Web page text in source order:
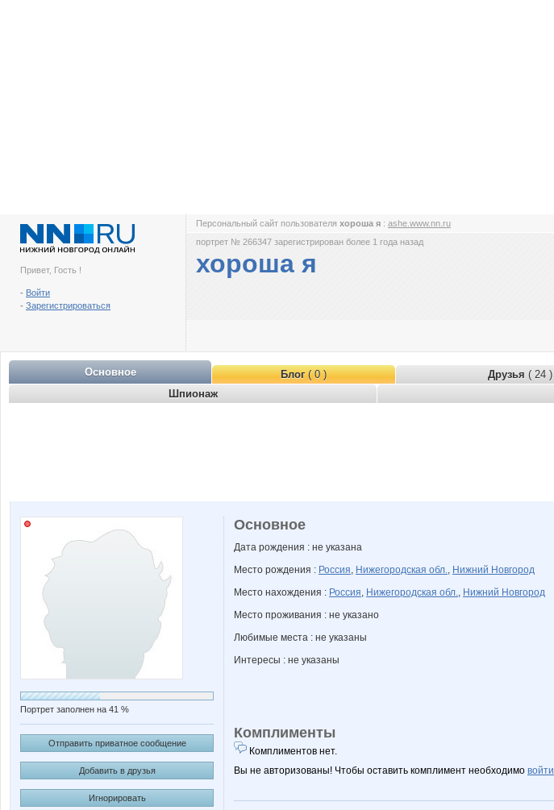
Привет, Гость !
- Войти
- Зарегистрироваться
Персональный сайт пользователя хороша я : ashe.www.nn.ru
портрет № 266347 зарегистрирован более 1 года назад
хороша я
Основное Блог( 0 ) Друзья ( 24 )
Шпионаж
Портрет заполнен на 41 %
Отправить приватное сообщение
Добавить в друзья
Игнорировать
Основное
Дата рождения : не указана
Место рождения : Россия, Нижегородская обл., Нижний Новгород
Место нахождения : Россия, Нижегородская обл., Нижний Новгород
Место проживания : не указано
Любимые места : не указаны
Интересы : не указаны
Комплименты
Комплиментов нет.
Вы не авторизованы! Чтобы оставить комплимент необходимо войти